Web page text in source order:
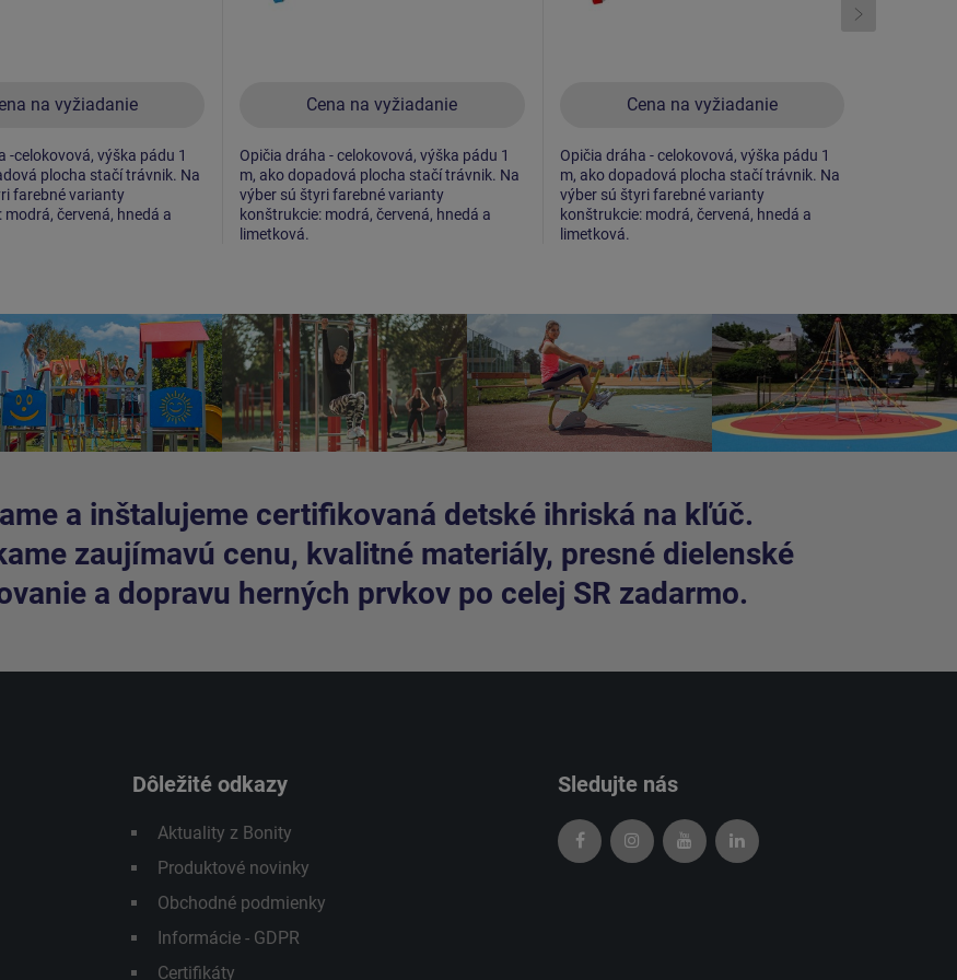
na vyžiadanie
-celokovová, výška pádu 1
plocha stačí trávnik. Na
farebné varianty
modrá, červená, hnedá a
Cena na vyžiadanie
Opičia dráha - celokovová, výška pádu 1
m, ako dopadová plocha stačí trávnik. Na
výber sú štyri farebné varianty
konštrukcie: modrá, červená, hnedá a
limetková.
Cena na vyžiadanie
Opičia dráha - celokovová, výška pádu 1
m, ako dopadová plocha stačí trávnik. Na
výber sú štyri farebné varianty
konštrukcie: modrá, červená, hnedá a
limetková.
a inštalujeme certifikovaná detské ihriská na kľúč.
zaujímavú cenu, kvalitné materiály, presné dielenské
a dopravu herných prvkov po celej SR zadarmo.
Dôležité odkazy
Aktuality z Bonity
Produktové novinky
Obchodné podmienky
Informácie - GDPR
Certifikáty
Sledujte nás